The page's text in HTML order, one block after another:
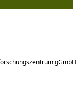
gGmbH